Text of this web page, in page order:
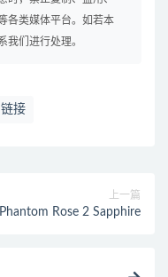
各类媒体平台。如若本
我们进行处理。
链接
上一篇
Rose 2 Sapphire